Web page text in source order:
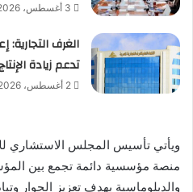
3 أغسطس، 2026
الغرف
تدعم زيادة
2 أغسطس، 2026
ويأتي تأسيس المجلس الاستشاري
منصة مؤسسية دائمة تجمع بين
والدبلوماسية بهدف تعزيز الحوار